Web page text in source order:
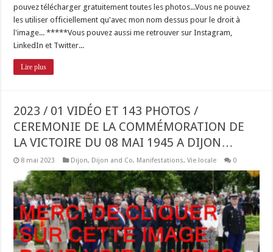
pouvez télécharger gratuitement toutes les photos...Vous ne pouvez
les utiliser officiellement qu'avec mon nom dessus pour le droit à
l'image... *****Vous pouvez aussi me retrouver sur Instagram,
LinkedIn et Twitter...
Lire plus
2023 / 01 VIDÉO ET 143 PHOTOS /
CEREMONIE DE LA COMMÉMORATION DE
LA VICTOIRE DU 08 MAI 1945 A DIJON…
8 mai 2023 Dijon, Dijon and Co, Manifestations,Vie locale 0